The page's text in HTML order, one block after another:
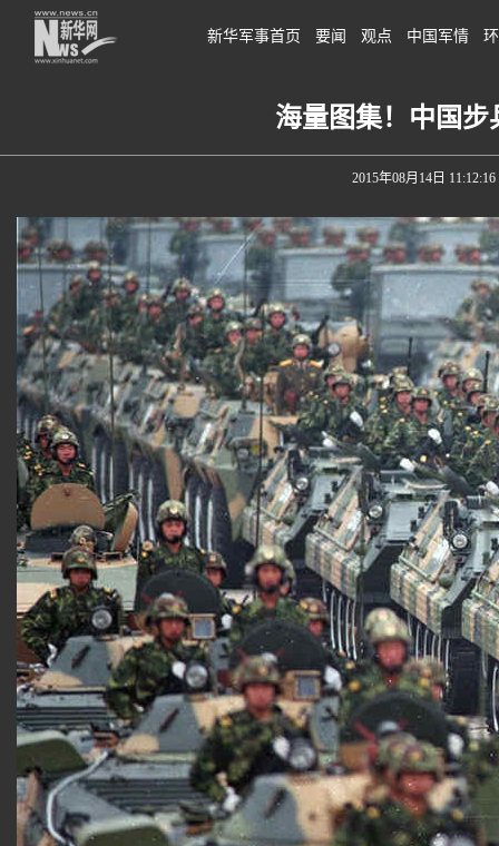
新华军事首页 要闻 观点 中国军情
海量图集！中国
2015年08月14日 11:12:16